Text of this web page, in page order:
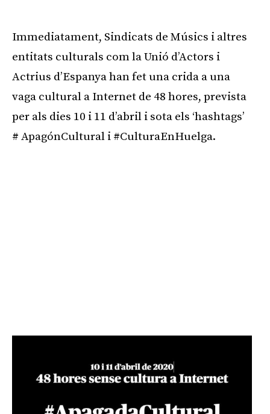
Immediatament, Sindicats de Músics i altres
entitats culturals com la Unió d’Actors i
Actrius d’Espanya han fet una crida a una
vaga cultural a Internet de 48 hores, prevista
per als dies 10 i 11 d’abril i sota els ‘hashtags’
# ApagónCultural i #CulturaEnHuelga.